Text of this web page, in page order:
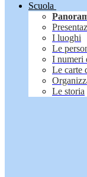
Scuola
I luoghi
Le
I numeri
Le carte
Le storia